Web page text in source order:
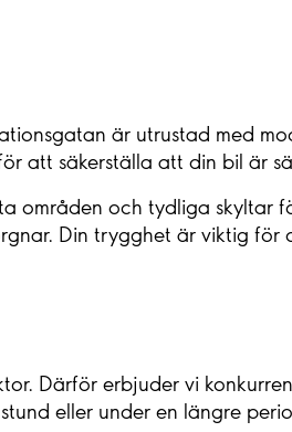
är utrustad med
att säkerställa att din bil är
områden och tydliga
Din trygghet är viktig för
Därför erbjuder vi
eller under en längre